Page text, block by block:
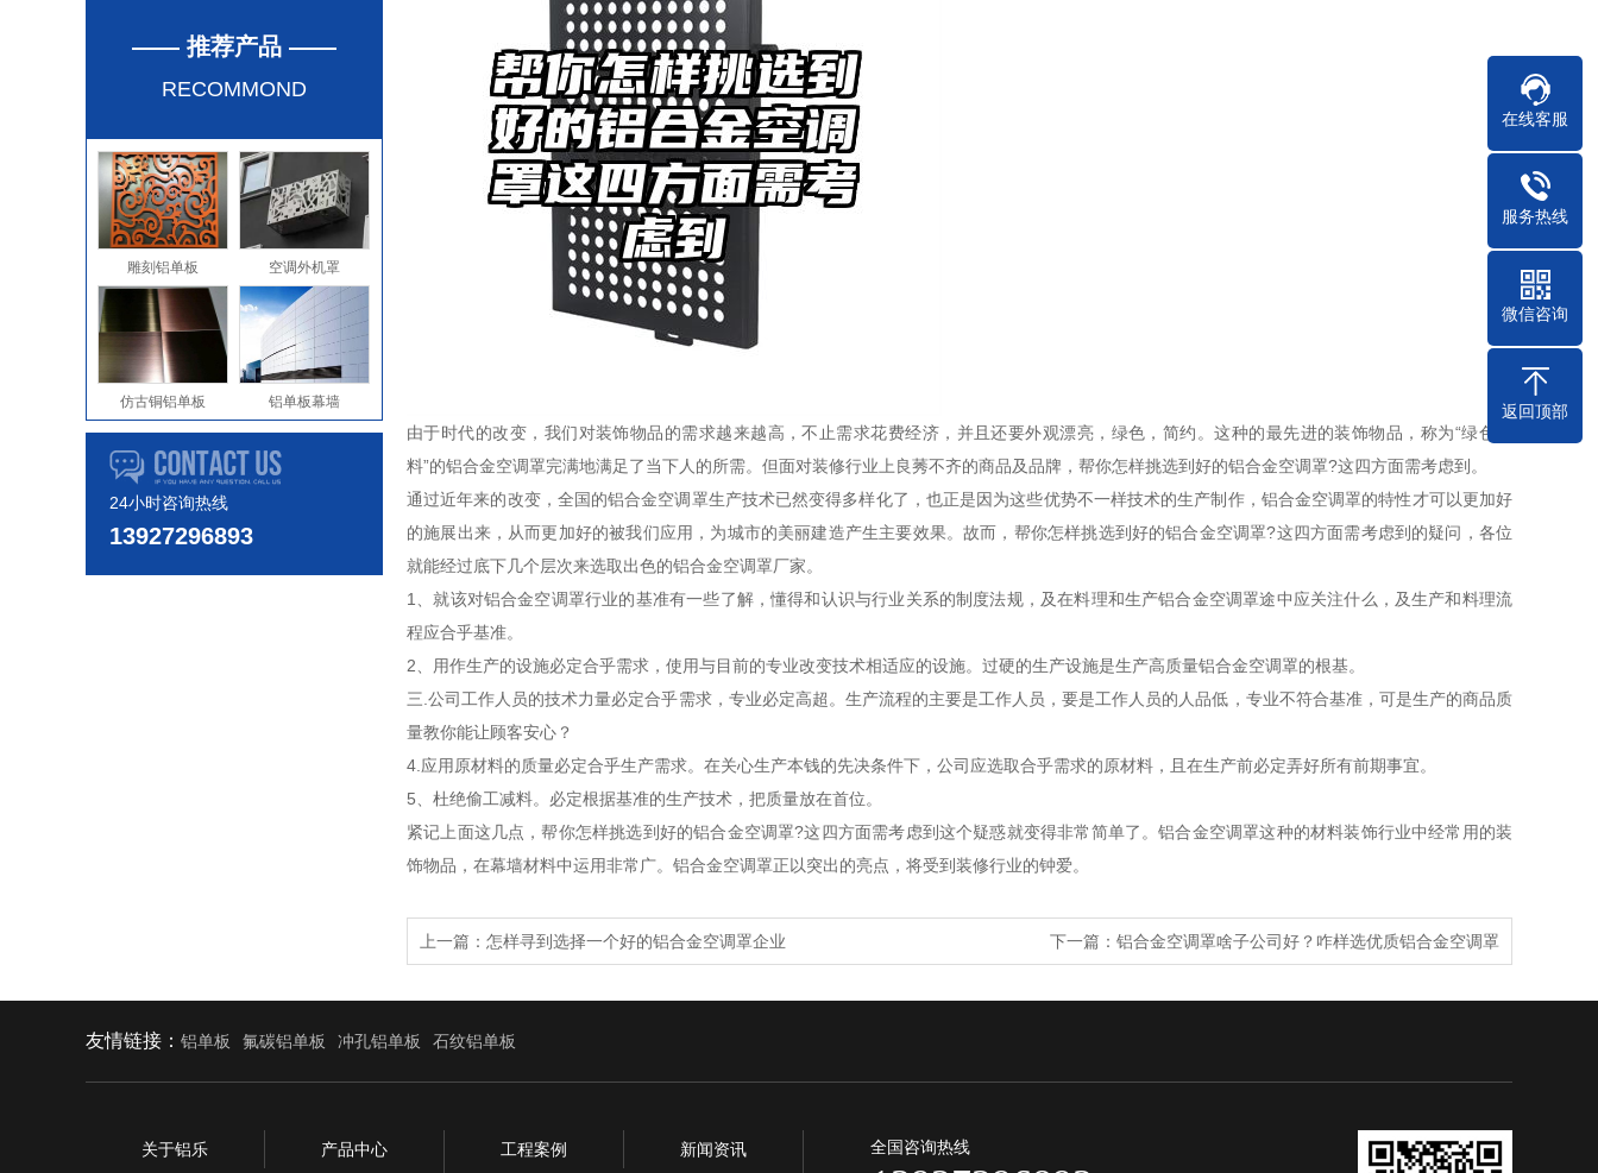
—— 推荐产品 ——
RECOMMOND
雕刻铝单板 空调外机罩
仿古铜铝单板 铝单板幕墙
24小时咨询热线
13927296893
由于时代的改变，我们对装饰物品的需求越来越高，不止需求花费经济，并且还要外观漂亮，绿色，简约。这种的最先进的装饰物品，称为“绿色材
料”的铝合金空调罩完满地满足了当下人的所需。但面对装修行业上良莠不齐的商品及品牌，帮你怎样挑选到好的铝合金空调罩?这四方面需考虑到。
通过近年来的改变，全国的铝合金空调罩生产技术已然变得多样化了，也正是因为这些优势不一样技术的生产制作，铝合金空调罩的特性才可以更加好
的施展出来，从而更加好的被我们应用，为城市的美丽建造产生主要效果。故而，帮你怎样挑选到好的铝合金空调罩?这四方面需考虑到的疑问，各位
就能经过底下几个层次来选取出色的铝合金空调罩厂家。
1、就该对铝合金空调罩行业的基准有一些了解，懂得和认识与行业关系的制度法规，及在料理和生产铝合金空调罩途中应关注什么，及生产和料理流
程应合乎基准。
2、用作生产的设施必定合乎需求，使用与目前的专业改变技术相适应的设施。过硬的生产设施是生产高质量铝合金空调罩的根基。
三.公司工作人员的技术力量必定合乎需求，专业必定高超。生产流程的主要是工作人员，要是工作人员的人品低，专业不符合基准，可是生产的商品质
量教你能让顾客安心？
4.应用原材料的质量必定合乎生产需求。在关心生产本钱的先决条件下，公司应选取合乎需求的原材料，且在生产前必定弄好所有前期事宜。
5、杜绝偷工减料。必定根据基准的生产技术，把质量放在首位。
紧记上面这几点，帮你怎样挑选到好的铝合金空调罩?这四方面需考虑到这个疑惑就变得非常简单了。铝合金空调罩这种的材料装饰行业中经常用的装
饰物品，在幕墙材料中运用非常广。铝合金空调罩正以突出的亮点，将受到装修行业的钟爱。
上一篇： 怎样寻到选择一个好的铝合金空调罩企业 下一篇： 铝合金空调罩啥子公司好？咋样选优质铝合金空调罩
友情链接： 铝单板 氟碳铝单板 冲孔铝单板 石纹铝单板
关于铝乐 产品中心 工程案例 新闻资讯 全国咨询热线
在线客服
服务热线
微信咨询
返回顶部